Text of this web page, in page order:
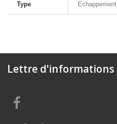
Type Echappement
Lettre d'informations